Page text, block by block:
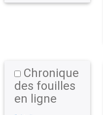
Chronique
des fouilles
en ligne